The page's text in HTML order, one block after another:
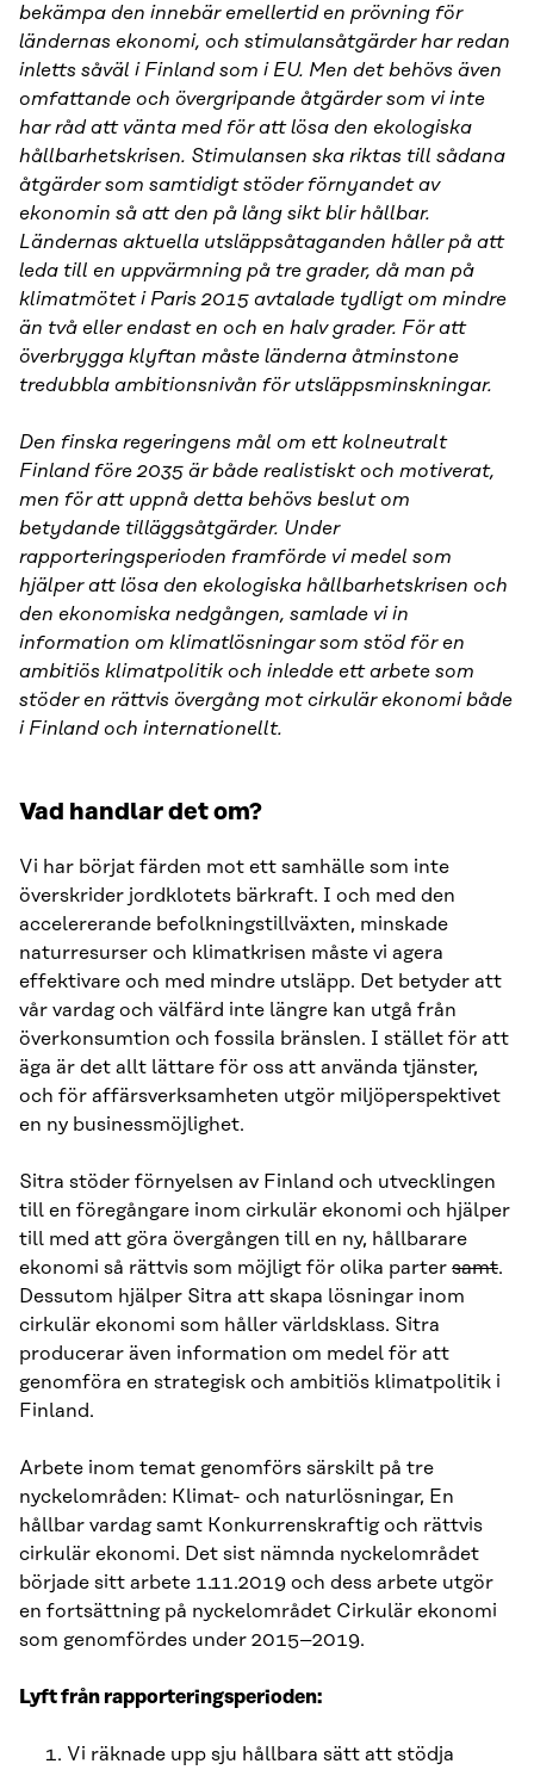
bekämpa den innebär emellertid en prövning för
ländernas ekonomi, och stimulansåtgärder har redan
inletts såväl i Finland som i EU. Men det behövs även
omfattande och övergripande åtgärder som vi inte
har råd att vänta med för att lösa den ekologiska
hållbarhetskrisen. Stimulansen ska riktas till sådana
åtgärder som samtidigt stöder förnyandet av
ekonomin så att den på lång sikt blir hållbar.
Ländernas aktuella utsläppsåtaganden håller på att
leda till en uppvärmning på tre grader, då man på
klimatmötet i Paris 2015 avtalade tydligt om mindre
än två eller endast en och en halv grader. För att
överbrygga klyftan måste länderna åtminstone
tredubbla ambitionsnivån för utsläppsminskningar.
Den finska regeringens mål om ett kolneutralt
Finland före 2035 är både realistiskt och motiverat,
men för att uppnå detta behövs beslut om
betydande tilläggsåtgärder. Under
rapporteringsperioden framförde vi medel som
hjälper att lösa den ekologiska hållbarhetskrisen och
den ekonomiska nedgången, samlade vi in
information om klimatlösningar som stöd för en
ambitiös klimatpolitik och inledde ett arbete som
stöder en rättvis övergång mot cirkulär ekonomi både
i Finland och internationellt.
Vad handlar det om?
Vi har börjat färden mot ett samhälle som inte
överskrider jordklotets bärkraft. I och med den
accelererande befolkningstillväxten, minskade
naturresurser och klimatkrisen måste vi agera
effektivare och med mindre utsläpp. Det betyder att
vår vardag och välfärd inte längre kan utgå från
överkonsumtion och fossila bränslen. I stället för att
äga är det allt lättare för oss att använda tjänster,
och för affärsverksamheten utgör miljöperspektivet
en ny businessmöjlighet.
Sitra stöder förnyelsen av Finland och utvecklingen
till en föregångare inom cirkulär ekonomi och hjälper
till med att göra övergången till en ny, hållbarare
ekonomi så rättvis som möjligt för olika parter samt.
Dessutom hjälper Sitra att skapa lösningar inom
cirkulär ekonomi som håller världsklass. Sitra
producerar även information om medel för att
genomföra en strategisk och ambitiös klimatpolitik i
Finland.
Arbete inom temat genomförs särskilt på tre
nyckelområden: Klimat- och naturlösningar, En
hållbar vardag samt Konkurrenskraftig och rättvis
cirkulär ekonomi. Det sist nämnda nyckelområdet
började sitt arbete 1.11.2019 och dess arbete utgör
en fortsättning på nyckelområdet Cirkulär ekonomi
som genomfördes under 2015–2019.
Lyft från rapporteringsperioden:
Vi räknade upp sju hållbara sätt att stödja